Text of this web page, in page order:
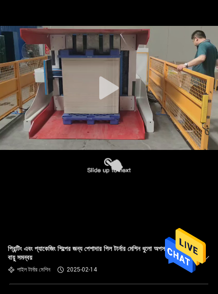
প্রিন্টিং এবং প্যাকেজিং শিল্পের জন্য পেশাদার পিল টার্নার মেশিন ধুলো অপসারণ এবং
বায়ু সমন্বয়
পাইল টার্নার মেশিন 2025-02-14